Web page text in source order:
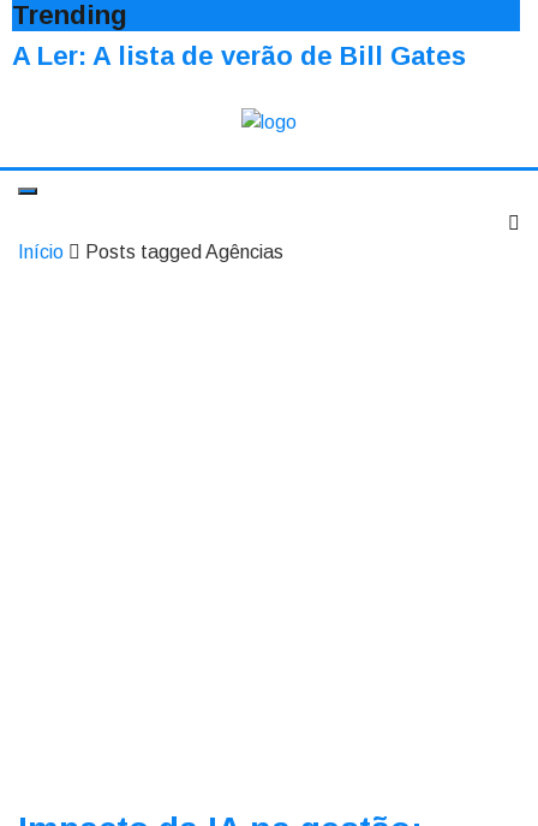
Trending
A Ler: A lista de verão de Bill Gates
Início Posts tagged Agências